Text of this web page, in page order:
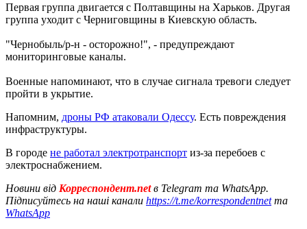
Первая группа двигается с Полтавщины на Харьков. Другая
группа уходит с Черниговщины в Киевскую область.
"Чернобыль/р-н - осторожно!", - предупреждают
мониторинговые каналы.
Военные напоминают, что в случае сигнала тревоги следует
пройти в укрытие.
Напомним, дроны РФ атаковали Одессу. Есть повреждения
инфраструктуры.
В городе не работал электротранспорт из-за перебоев с
электроснабжением.
Новини від Корреспондент.netв Telegram та WhatsApp.
Підписуйтесь на наші канали https://t.me/korrespondentnetта
WhatsApp